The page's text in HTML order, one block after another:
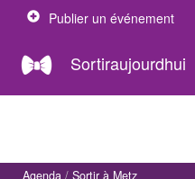
Publier un événement
Sortiraujourdhui
Agenda Sortir à Metz